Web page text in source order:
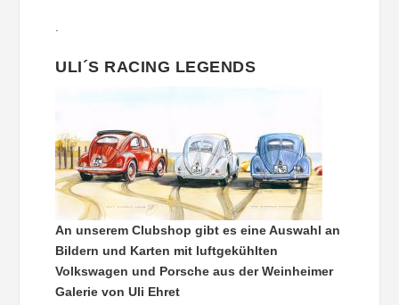
ULI´S RACING LEGENDS
An unserem Clubshop gibt es eine Auswahl an
Bildern und Karten mit luftgekühlten
Volkswagen und Porsche aus der Weinheimer
Galerie von Uli Ehret